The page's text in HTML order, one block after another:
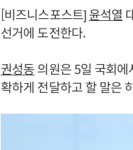
[비즈니스포스트]윤석열
선거에 도전한다.
권성동의원은 5일 국회
확하게 전달하고 할 말은